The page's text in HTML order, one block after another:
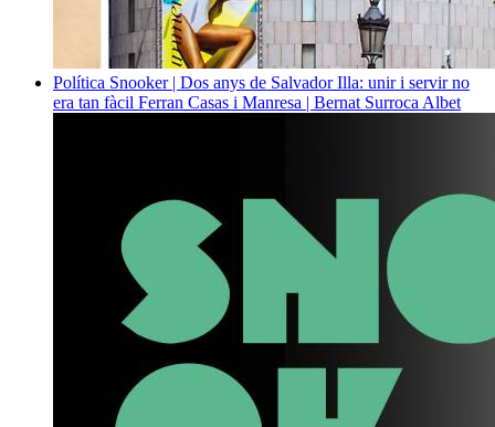
Política Snooker | Dos anys de Salvador Illa: unir i servir no
era tan fàcil Ferran Casas i Manresa | Bernat Surroca Albet